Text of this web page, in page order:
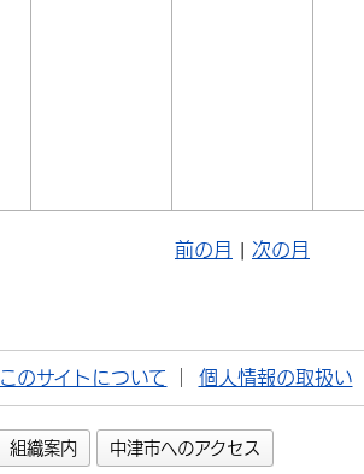
前の月 次の月
このサイトについて 個人情報の取扱い
組織案内 中津市へのアクセス